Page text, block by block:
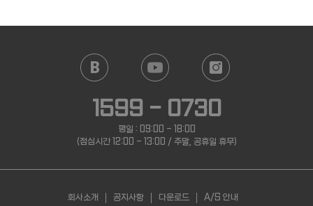
1599 - 0730
평일 : 09:00 - 18:00
(점심시간 12:00 - 13:00 / 주말, 공휴일 휴무)
회사소개 공지사항 다운로드 A/S 안내